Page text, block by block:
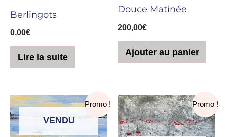
Berlingots
0,00€
Lire la suite
Douce Matinée
200,00€
Ajouter au panier
Promo !
VENDU
Le
prix
initial
était :
Le
prix
actuel
Promo !
Le
prix
initial
était :
Le
prix
actuel
est :